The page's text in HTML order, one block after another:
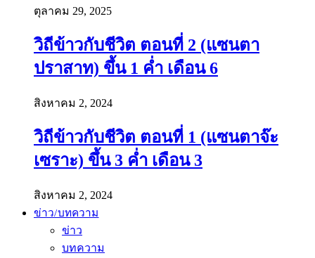
ตุลาคม 29, 2025
วิถีข้าวกับชีวิต ตอนที่ 2 (แซนตา
ปราสาท) ขึ้น 1 ค่ำ เดือน 6
สิงหาคม 2, 2024
วิถีข้าวกับชีวิต ตอนที่ 1 (แซนตาจ๊ะ
เซราะ) ขึ้น 3 ค่ำ เดือน 3
สิงหาคม 2, 2024
ข่าว/บทความ
ข่าว
บทความ